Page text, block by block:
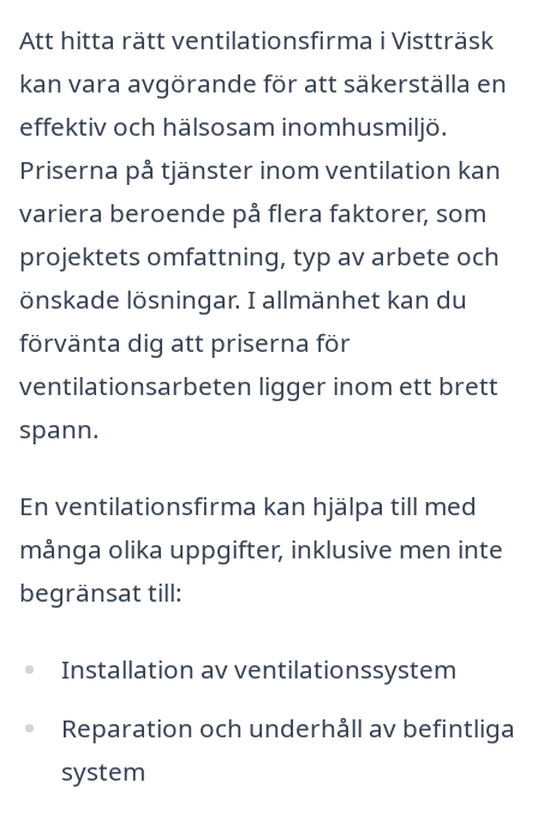
Att hitta rätt ventilationsfirma i Vistträsk
kan vara avgörande för att säkerställa en
effektiv och hälsosam inomhusmiljö.
Priserna på tjänster inom ventilation kan
variera beroende på flera faktorer, som
projektets omfattning, typ av arbete och
önskade lösningar. I allmänhet kan du
förvänta dig att priserna för
ventilationsarbeten ligger inom ett brett
spann.
En ventilationsfirma kan hjälpa till med
många olika uppgifter, inklusive men inte
begränsat till:
Installation av ventilationssystem
Reparation och underhåll av befintliga
system